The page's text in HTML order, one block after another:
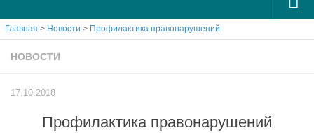
О РГУ СоцТех
Учёный совет
Контакты РГУ СоцТех
Главная > Новости > Профилактика правонарушений
НОВОСТИ
17.10.2018
Профилактика правонарушений